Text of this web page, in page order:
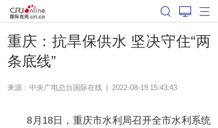
重庆：抗旱保供水 坚决守住“两
条底线”
来源： 中央广电总台国际在线| 2022-08-19 15:43:43
8月18日，重庆市水利局召开全市水利系统